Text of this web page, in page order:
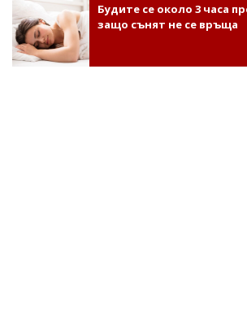
Будите се около 3 часа
защо сънят не се връща